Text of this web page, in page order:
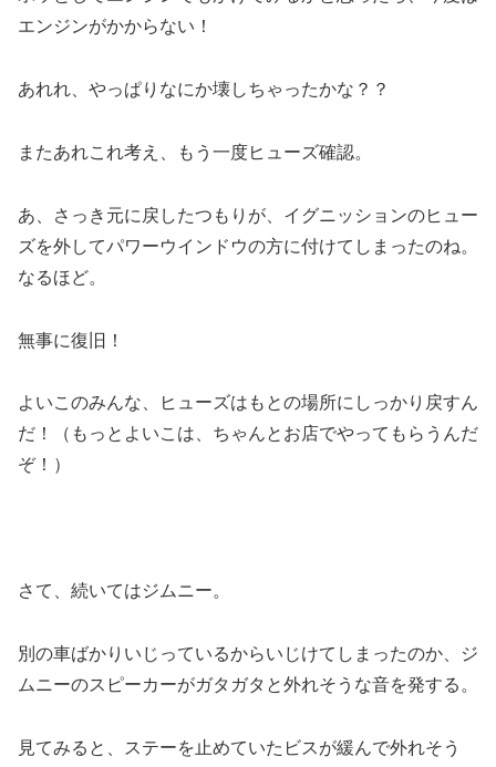
エンジンがかからない！
あれれ、やっぱりなにか壊しちゃったかな？？
またあれこれ考え、もう一度ヒューズ確認。
あ、さっき元に戻したつもりが、イグニッションのヒュー
ズを外してパワーウインドウの方に付けてしまったのね。
なるほど。
無事に復旧！
よいこのみんな、ヒューズはもとの場所にしっかり戻すん
だ！（もっとよいこは、ちゃんとお店でやってもらうんだ
ぞ！）
さて、続いてはジムニー。
別の車ばかりいじっているからいじけてしまったのか、ジ
ムニーのスピーカーがガタガタと外れそうな音を発する。
見てみると、ステーを止めていたビスが緩んで外れそう